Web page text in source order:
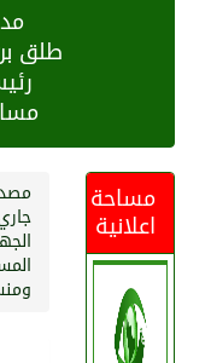
طلق
مساحة
اعلانية